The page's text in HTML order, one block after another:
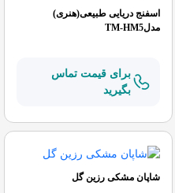
اسفنج دریایی طبیعی(هنری)
مدلTM-HM5
برای قیمت تماس
بگیرید
شاپان مشکی رزین گل